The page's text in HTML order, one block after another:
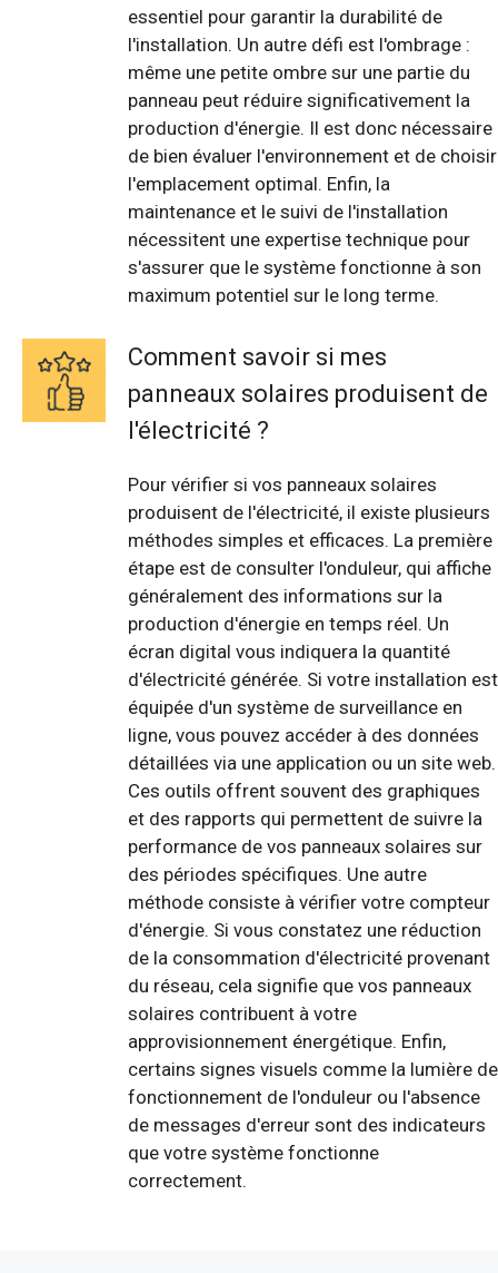
essentiel pour garantir la durabilité de
l'installation. Un autre défi est l'ombrage :
même une petite ombre sur une partie du
panneau peut réduire significativement la
production d'énergie. Il est donc nécessaire
de bien évaluer l'environnement et de choisir
l'emplacement optimal. Enfin, la
maintenance et le suivi de l'installation
nécessitent une expertise technique pour
s'assurer que le système fonctionne à son
maximum potentiel sur le long terme.
Comment savoir si mes
panneaux solaires produisent de
l'électricité ?
Pour vérifier si vos panneaux solaires
produisent de l'électricité, il existe plusieurs
méthodes simples et efficaces. La première
étape est de consulter l'onduleur, qui affiche
généralement des informations sur la
production d'énergie en temps réel. Un
écran digital vous indiquera la quantité
d'électricité générée. Si votre installation est
équipée d'un système de surveillance en
ligne, vous pouvez accéder à des données
détaillées via une application ou un site web.
Ces outils offrent souvent des graphiques
et des rapports qui permettent de suivre la
performance de vos panneaux solaires sur
des périodes spécifiques. Une autre
méthode consiste à vérifier votre compteur
d'énergie. Si vous constatez une réduction
de la consommation d'électricité provenant
du réseau, cela signifie que vos panneaux
solaires contribuent à votre
approvisionnement énergétique. Enfin,
certains signes visuels comme la lumière de
fonctionnement de l'onduleur ou l'absence
de messages d'erreur sont des indicateurs
que votre système fonctionne
correctement.